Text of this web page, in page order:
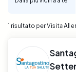
un'accurata
1 risultato per Visita